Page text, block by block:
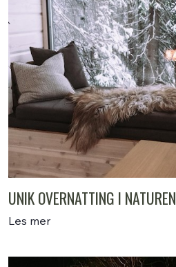
UNIK OVERNATTING I NATUREN
Les mer